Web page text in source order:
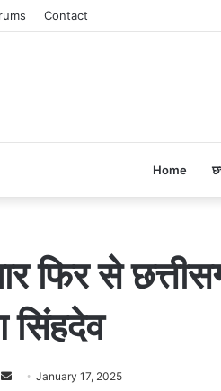
Contact
Home
फिर से
सिंहदेव
January 17, 2025